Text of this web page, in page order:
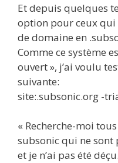
Et depuis quelques
option pour ceux
de domaine en
Comme ce système
ouvert », j’ai voulu
suivante:
site:.subsonic.org -
« Recherche-moi
subsonic qui ne sont
et je n’ai pas été